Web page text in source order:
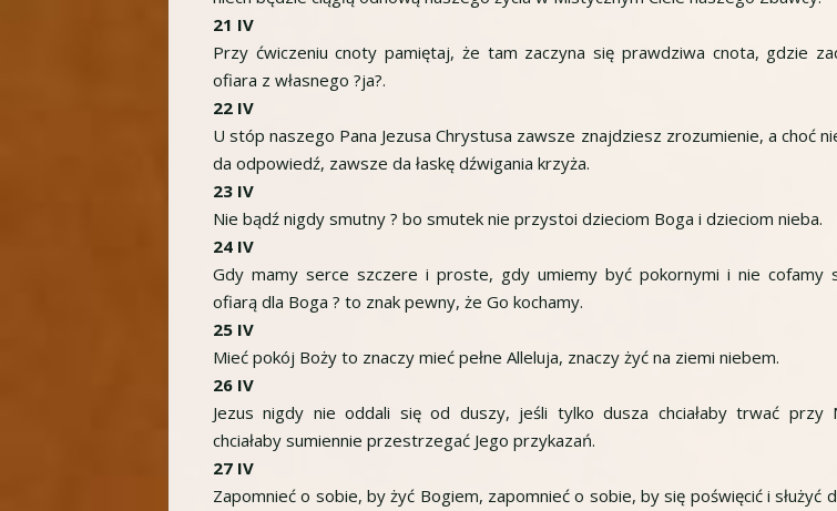
21 IV
Przy ćwiczeniu cnoty pamiętaj, że tam zaczyna się prawdziwa cnota, gdzie
ofiara z własnego ?ja?.
22 IV
U stóp naszego Pana Jezusa Chrystusa zawsze znajdziesz zrozumienie, a choć
da odpowiedź, zawsze da łaskę dźwigania krzyża.
23 IV
Nie bądź nigdy smutny ? bo smutek nie przystoi dzieciom Boga i dzieciom nieba.
24 IV
Gdy mamy serce szczere i proste, gdy umiemy być pokornymi i nie cofamy
ofiarą dla Boga ? to znak pewny, że Go kochamy.
25 IV
Mieć pokój Boży to znaczy mieć pełne Alleluja, znaczy żyć na ziemi niebem.
26 IV
Jezus nigdy nie oddali się od duszy, jeśli tylko dusza chciałaby trwać przy
chciałaby sumiennie przestrzegać Jego przykazań.
27 IV
Zapomnieć o sobie, by żyć Bogiem, zapomnieć o sobie, by się poświęcić i służyć